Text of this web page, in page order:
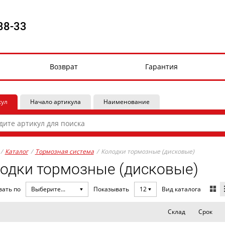
33
Возврат Гарантия
Начало артикула Наименование
/ Каталог / Тормозная система / Колодки тормозные (дисковые)
тормозные (дисковые)
по Выберите... Показывать 12 Вид каталога
Склад Срок